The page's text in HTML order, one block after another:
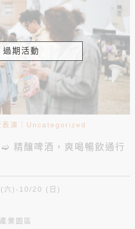
過期活動
表演 Uncategorized
精釀啤酒，爽喝暢飲通行
六)-10/20 (日)
業園區